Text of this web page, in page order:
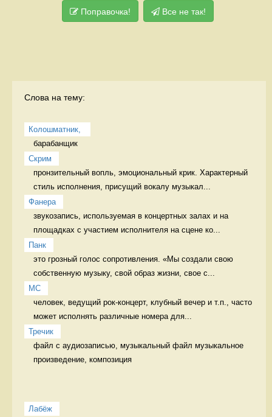
Поправочка! Все не так!
Слова на тему:
Колошматник,
барабанщик
Скрим
пронзительный вопль, эмоциональный крик. Характерный
стиль исполнения, присущий вокалу музыкал...
Фанера
звукозапись, используемая в концертных залах и на
площадках с участием исполнителя на сцене ко...
Панк
это грозный голос сопротивления. «Мы создали свою
собственную музыку, свой образ жизни, свое с...
MC
человек, ведущий рок-концерт, клубный вечер и т.п., часто
может исполнять различные номера для...
Тречик
файл с аудиозаписью, музыкальный файл музыкальное
произведение, композиция
Лабёж